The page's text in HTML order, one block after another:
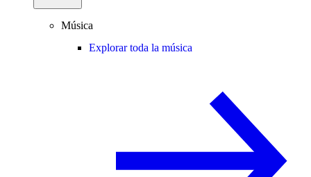
Música
Explorar toda la música